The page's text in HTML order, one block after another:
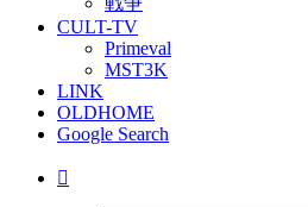
CULT-TV
Primeval
MST3K
LINK
OLDHOME
Google Search